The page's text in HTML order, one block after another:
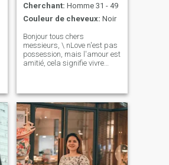
Cherchant: Homme 31 - 49
Couleur de cheveux: Noir
Bonjour tous chers
messieurs, \ nLove n'est pas
possession, mais l'amour est
amitié, cela signifie vivre
autres et symptôme avec les
autres dans chaque matière,
que ce soit la souffrance ou le
bonheur, nous sommes Prêts
à surmonter ensemble. Êtes-
vous prêts à être cette
personne ? permettez-moi de
me présenter. Je m'appelle